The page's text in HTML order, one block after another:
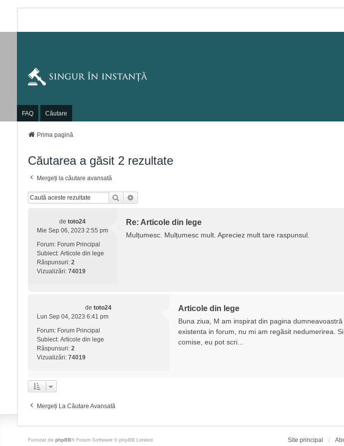
FAQ Căutare
Prima pagină
Căutarea a găsit 2 rezultate
Mergeți la căutare avansată
Căutare
de toto24
Mie Sep 06, 2023 2:55 pm
Forum: Forum Principal
Subiect: Articole din lege
Răspunsuri: 2
Vizualizări: 74019
Re: Articole din lege
Mulțumesc. Mulțumesc mult. Apreciez mult tare raspunsul.
detoto24
Lun Sep 04, 2023 6:41 pm
Forum: Forum Principal
Subiect: Articole din lege
Răspunsuri: 2
Vizualizări: 74019
Articole din lege
Buna ziua, M am inspirat din pagina
existenta in forum, nu mi am regăsit nedumerirea.
comise, eu pot scri...
Mergeți La Căutare Avansată
Site principal
Furnizat de phpBB® Forum Software © phpBB Limited